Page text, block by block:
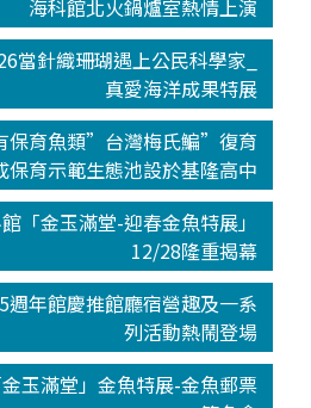
海科館北火鍋爐室熱情上演
當針織珊瑚遇上公民科學家_
真愛海洋成果特展
保育魚類”台灣梅氏鯿”復育
保育示範生態池設於基隆高中
「金玉滿堂-迎春金魚特展」
12/28隆重揭幕
週年館慶推館廳宿營趣及一系
列活動熱鬧登場
金玉滿堂」金魚特展-金魚郵票